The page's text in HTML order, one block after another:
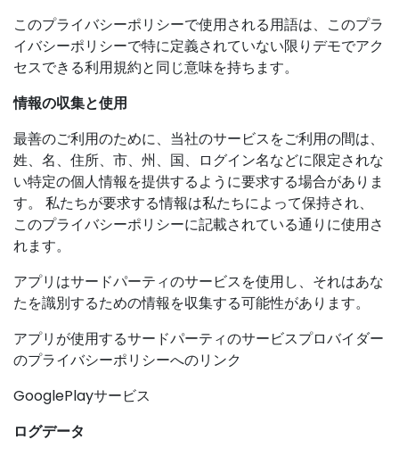
このプライバシーポリシーで使用される用語は、このプラ
イバシーポリシーで特に定義されていない限りデモでアク
セスできる利用規約と同じ意味を持ちます。
情報の収集と使用
最善のご利用のために、当社のサービスをご利用の間は、
姓、名、住所、市、州、国、ログイン名などに限定されな
い特定の個人情報を提供するように要求する場合がありま
す。 私たちが要求する情報は私たちによって保持され、
このプライバシーポリシーに記載されている通りに使用さ
れます。
アプリはサードパーティのサービスを使用し、それはあな
たを識別するための情報を収集する可能性があります。
アプリが使用するサードパーティのサービスプロバイダー
のプライバシーポリシーへのリンク
GooglePlayサービス
ログデータ